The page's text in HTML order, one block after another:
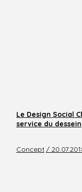
Le Design Social
service du dessein
Concept /